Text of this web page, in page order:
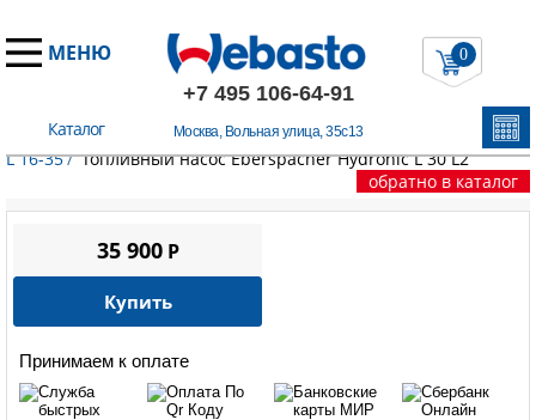
МЕНЮ
+7 495 106-64-91
Москва, Вольная улица, 35с13
Каталог
0
Главная /Запчасти Эберспехер/ HYDRONIC L 16-35
HYDRONIC
L 16-35/ Топливный насос Eberspacher Hydronic L 30 L2
обратно в каталог
Принимаем к оплате
35 900P
Купить